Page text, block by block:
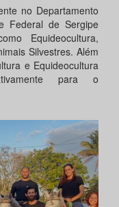
no Departamento
Federal de Sergipe
Equideocultura,
Silvestres. Além
e Equideocultura
para o